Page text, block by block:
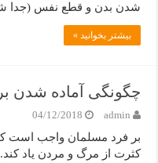
شدن بدن و قطع نفس (جدا
بیشتر بخوانید »
چگونگی آماده شدن
admin
04/12/2018
بر فرد مسلمان واجب است
کثرت از مرگ و مردن یاد